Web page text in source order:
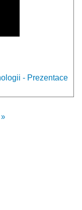
- Prezentace